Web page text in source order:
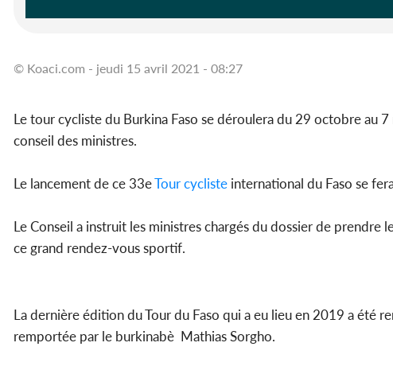
© Koaci.com - jeudi 15 avril 2021 - 08:27
Le tour cycliste du Burkina Faso se déroulera du 29 octobre au
conseil des ministres.
Le lancement de ce 33eTour cycliste international du Faso se
Le Conseil a instruit les ministres chargés du dossier de
ce grand rendez-vous sportif.
La dernière édition du Tour du Faso qui a eu lieu en 2019 a été
remportée par le burkinabè Mathias Sorgho.